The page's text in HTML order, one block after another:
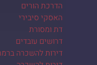
הדרכת הורים
האסקי סיבירי
דת ומסורת
דרושים עובדים
דירות להשכרה